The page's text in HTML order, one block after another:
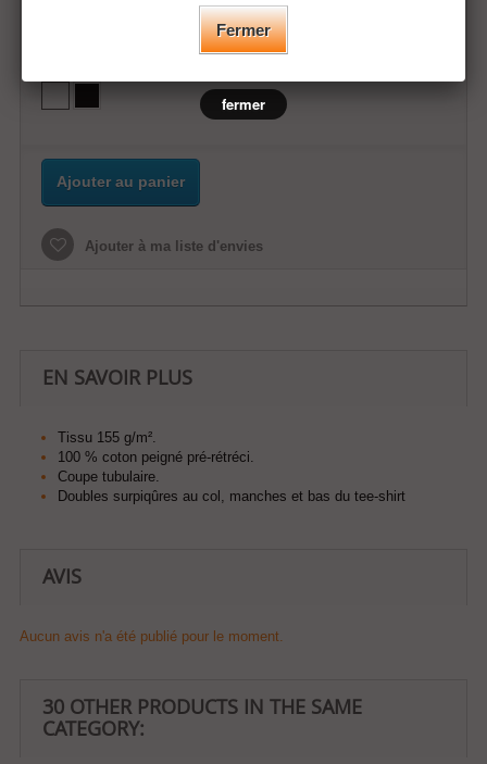
Ajouter au panier
Ajouter à ma liste d'envies
EN SAVOIR PLUS
Tissu 155 g/m².
100 % coton peigné pré-rétréci.
Coupe tubulaire.
Doubles surpiqûres au col, manches et bas du tee-shirt
AVIS
Aucun avis n'a été publié pour le moment.
30 OTHER PRODUCTS IN THE SAME
CATEGORY:
Fermer
fermer